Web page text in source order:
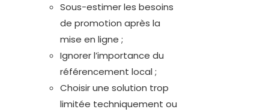
Sous-estimer les besoins
de promotion après la
mise en ligne ;
Ignorer l’importance du
référencement local ;
Choisir une solution trop
limitée techniquement ou